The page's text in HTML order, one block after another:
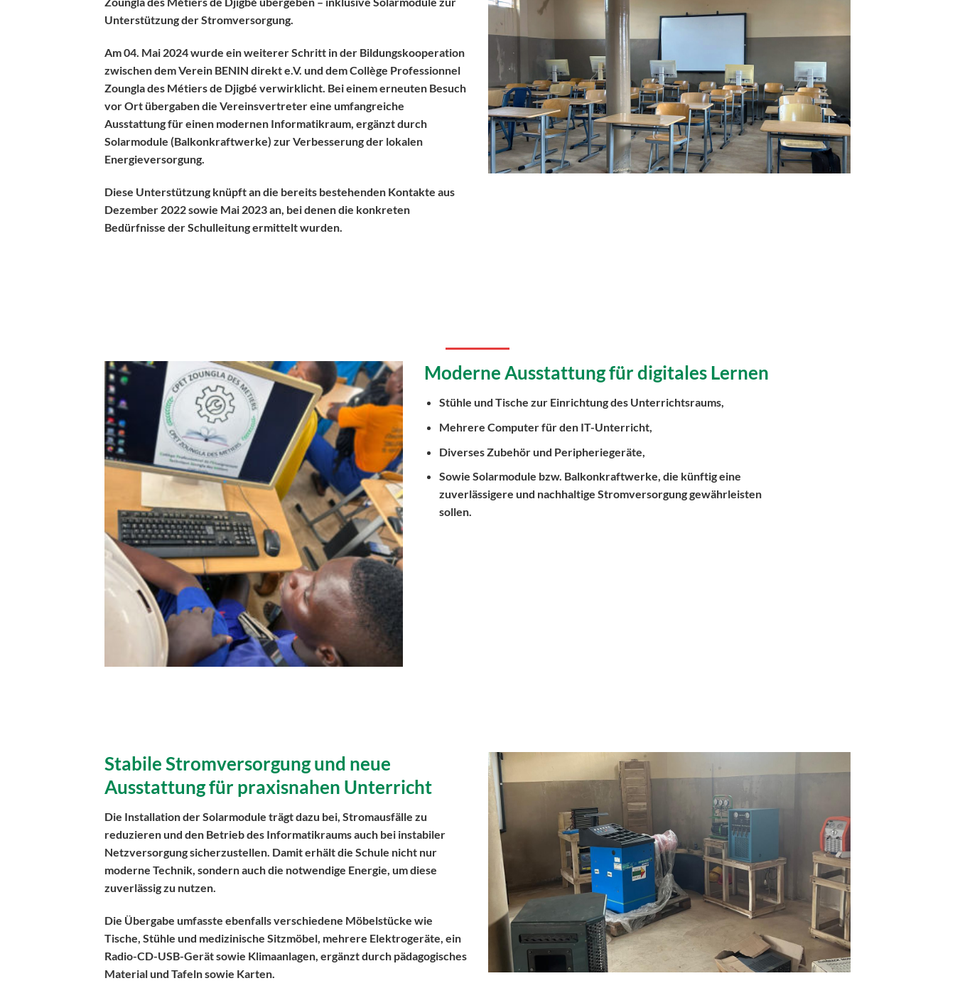
Unterstützung der Stromversorgung.
Am 04. Mai 2024 wurde ein weiterer Schritt in der Bildungskooperation
zwischen dem Verein BENIN direkt e.V. und dem Collège Professionnel
Zoungla des Métiers de Djigbé verwirklicht. Bei einem erneuten Besuch
vor Ort übergaben die Vereinsvertreter eine umfangreiche
Ausstattung für einen modernen Informatikraum, ergänzt durch
Solarmodule (Balkonkraftwerke) zur Verbesserung der lokalen
Energieversorgung.
Diese Unterstützung knüpft an die bereits bestehenden Kontakte aus
Dezember 2022 sowie Mai 2023 an, bei denen die konkreten
Bedürfnisse der Schulleitung ermittelt wurden.
Moderne Ausstattung für digitales Lernen
Stühle und Tische zur Einrichtung des Unterrichtsraums,
Mehrere Computer für den IT-Unterricht,
Diverses Zubehör und Peripheriegeräte,
Sowie Solarmodule bzw. Balkonkraftwerke, die künftig eine
zuverlässigere und nachhaltige Stromversorgung gewährleisten
sollen.
Stabile Stromversorgung und neue
Ausstattung für praxisnahen Unterricht
Die Installation der Solarmodule trägt dazu bei, Stromausfälle zu
reduzieren und den Betrieb des Informatikraums auch bei instabiler
Netzversorgung sicherzustellen. Damit erhält die Schule nicht nur
moderne Technik, sondern auch die notwendige Energie, um diese
zuverlässig zu nutzen.
Die Übergabe umfasste ebenfalls verschiedene Möbelstücke wie
Tische, Stühle und medizinische Sitzmöbel, mehrere Elektrogeräte, ein
Radio-CD-USB-Gerät sowie Klimaanlagen, ergänzt durch pädagogisches
Material und Tafeln sowie Karten.